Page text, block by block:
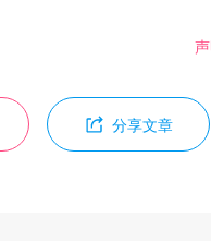
分享文章